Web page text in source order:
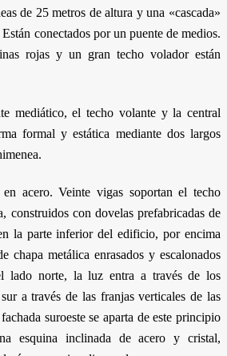
de 25 metros de altura y una «cascada»
conectados por un puente de medios.
rojas y un gran techo volador están
mediático, el techo volante y la central
formal y estática mediante dos largos
acero. Veinte vigas soportan el techo
construidos con dovelas prefabricadas de
la parte inferior del edificio, por encima
chapa metálica enrasados y escalonados
lado norte, la luz entra a través de los
a través de las franjas verticales de las
suroeste se aparta de este principio
esquina inclinada de acero y cristal,